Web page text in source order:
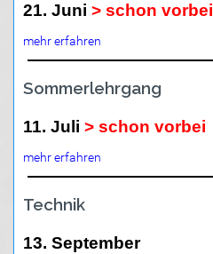
21. Juni > schon vorbei
mehr erfahren
Sommerlehrgang
11. Juli > schon vorbei
mehr erfahren
Technik
13. September